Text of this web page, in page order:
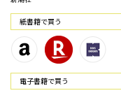
紙書籍で買う
電⼦書籍で買う